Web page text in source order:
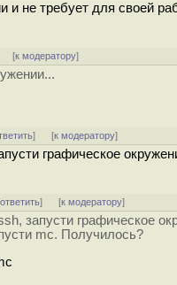
не требует для своей
[к модератору]
] [к модератору]
графическое
ответить] [к модератору]
запусти графическое
mc. Получилось?